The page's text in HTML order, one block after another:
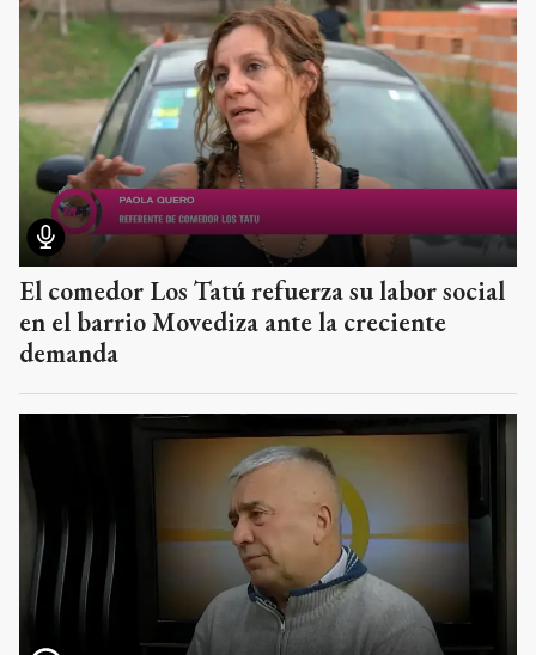
El comedor Los Tatú refuerza su labor social
en el barrio Movediza ante la creciente
demanda